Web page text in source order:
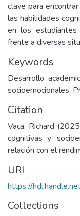
clave para
las habilidades
en los estudiantes
frente a diversas
Keywords
Desarrollo
socioemocionales,
Citation
Vaca, Richard
cognitivas y
relación con el
URI
https://
Collections